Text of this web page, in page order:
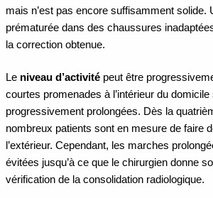
mais n’est pas encore suffisamment solide.
prématurée dans des chaussures
la correction obtenue.
Le niveau d’activité peut être
courtes promenades à l’intérieur du domicile
progressivement prolongées. Dès la
nombreux patients sont en mesure de faire
l’extérieur. Cependant, les marches
évitées jusqu’à ce que le chirurgien donne
vérification de la consolidation radiologique.